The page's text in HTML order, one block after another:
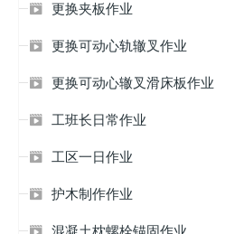
 更换夹板作业
 更换可动心轨辙叉作业
 更换可动心辙叉滑床板作业
 工班长日常作业
 工区一日作业
 护木制作作业
